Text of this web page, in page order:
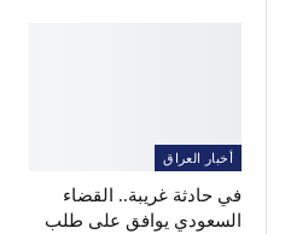
أخبار العراق
في حادثة غريبة.. القضاء
السعودي يوافق على طلب